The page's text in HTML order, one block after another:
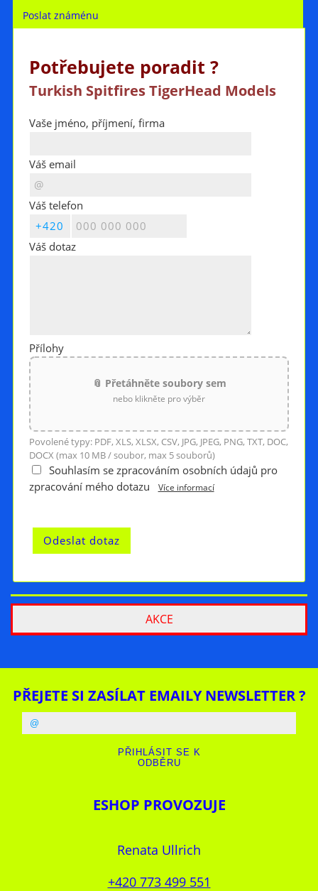
Poslat známénu
Potřebujete poradit ?
Turkish Spitfires TigerHead Models
Vaše jméno, příjmení, firma
Váš email
Váš telefon
Váš dotaz
Přílohy
📎 Přetáhněte soubory sem
nebo klikněte pro výběr
Povolené typy: PDF, XLS, XLSX, CSV, JPG, JPEG, PNG, TXT, DOC,
DOCX (max 10 MB / soubor, max 5 souborů)
Souhlasím se zpracováním osobních údajů pro
zpracování mého dotazu
Více informací
AKCE
PŘEJETE SI ZASÍLAT EMAILY NEWSLETTER ?
ESHOP PROVOZUJE
Renata Ullrich
+420 773 499 551